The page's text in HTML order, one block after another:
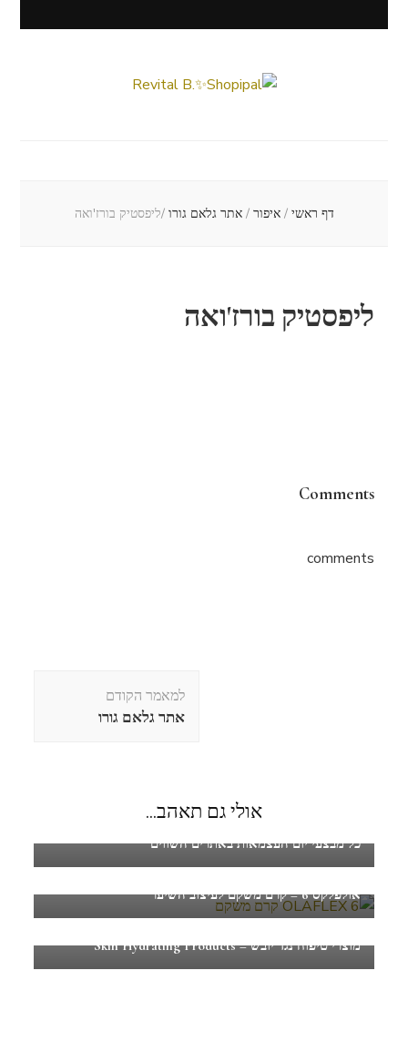
דף ראשי / איפור / אתר גלאם גורו /ליפסטיק בורז'ואה
ליפסטיק בורז'ואה
Comments
comments
למאמר הקודם
אתר גלאם גורו
אולי גם תאהב...
כל מבצעי יום העצמאות באתרים השווים
אולפלקס 6 – קרם משקם לעיצוב השיער
מוצרי טיפוח נגד יובש – Skin Hydrating Products